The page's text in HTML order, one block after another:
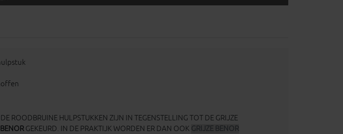
DE ROODBRUINE HULPSTUKKEN ZIJN IN TEGENSTELLING TOT DE GRIJZE
GEKEURD. IN DE PRAKTIJK WORDEN ER DAN OOK GRIJZE BENOR